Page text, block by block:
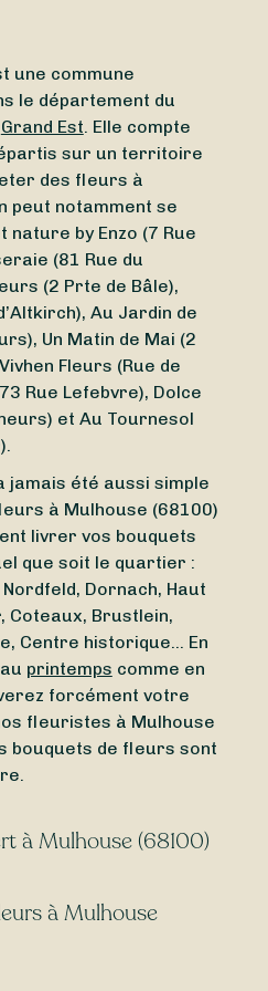
une commune
le département du
Grand Est. Elle compte
sur un territoire
des fleurs à
peut notamment se
by Enzo (7 Rue
(81 Rue du
(2 Prte de Bâle),
Au Jardin de
Un Matin de Mai (2
Fleurs (Rue de
Rue Lefebvre), Dolce
et Au Tournesol
jamais été aussi simple
à Mulhouse (68100)
livrer vos bouquets
que soit le quartier :
Dornach, Haut
Coteaux, Brustlein,
Centre historique… En
printemps comme en
forcément votre
fleuristes à Mulhouse
bouquets de fleurs sont
à Mulhouse (68100)
(68100) ? À la
importe le jour et
à Mulhouse